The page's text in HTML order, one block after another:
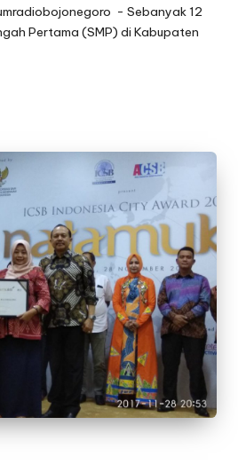
- Sebanyak 12
Pertama (SMP) di Kabupaten